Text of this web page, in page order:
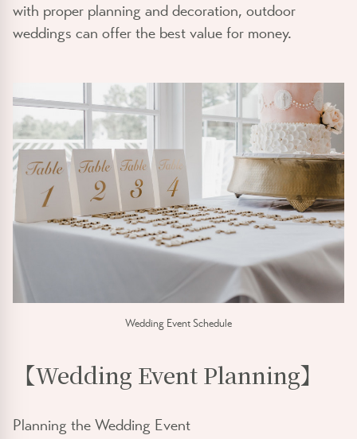
with proper planning and decoration, outdoor
weddings can offer the best value for money.
Wedding Event Schedule
【Wedding Event Planning】
Planning the Wedding Event